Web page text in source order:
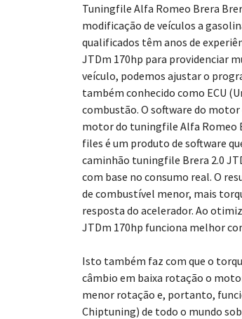
Tuningfile Alfa Romeo Brera
modificação de veículos a
qualificados têm anos de
JTDm 170hp para providenciar
veículo, podemos ajustar o
também conhecido como ECU
combustão. O software do
motor do tuningfile Alfa Romeo
files é um produto de software
caminhão tuningfile Brera 2.0
com base no consumo real. O
de combustível menor, mais
resposta do acelerador. Ao
JTDm 170hp funciona melhor
Isto também faz com que o
câmbio em baixa rotação o
menor rotação e, portanto,
Chiptuning) de todo o mundo